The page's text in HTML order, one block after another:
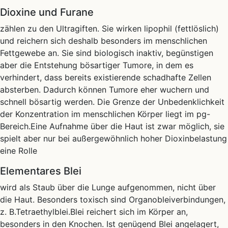
Dioxine und Furane
zählen zu den Ultragiften. Sie wirken lipophil (fettlöslich)
und reichern sich deshalb besonders im menschlichen
Fettgewebe an. Sie sind biologisch inaktiv, begünstigen
aber die Entstehung bösartiger Tumore, in dem es
verhindert, dass bereits existierende schadhafte Zellen
absterben. Dadurch können Tumore eher wuchern und
schnell bösartig werden. Die Grenze der Unbedenklichkeit
der Konzentration im menschlichen Körper liegt im pg-
Bereich.Eine Aufnahme über die Haut ist zwar möglich, sie
spielt aber nur bei außergewöhnlich hoher Dioxinbelastung
eine Rolle
Elementares Blei
wird als Staub über die Lunge aufgenommen, nicht über
die Haut. Besonders toxisch sind Organobleiverbindungen,
z. B.Tetraethylblei.Blei reichert sich im Körper an,
besonders in den Knochen. Ist genügend Blei angelagert,